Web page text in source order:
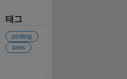
태그
plotting
axes